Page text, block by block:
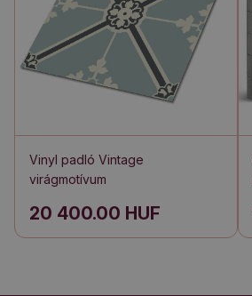
Vinyl padló Vintage
virágmotívum
20 400.00 HUF